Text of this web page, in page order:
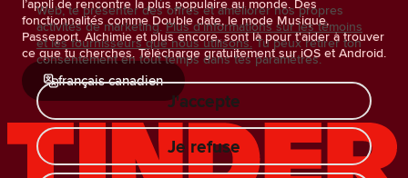
l’appli de rencontre la plus populaire au monde. Des
fonctionnalités comme Double date, le mode Musique,
Passeport, Alchimie et plus encore, sont là pour t'aider à trouver
ce que tu cherches. Télécharge gratuitement sur iOS et Android.
français canadien
Web, te présenter des offres et améliorer nos propres
activités de marketing. Plus d'informations sur les témoins
et les fournisseurs que nous utilisons. Tu peux retirer ton
consentement en tout temps dans tes paramètres.
J'accepte
Je refuse